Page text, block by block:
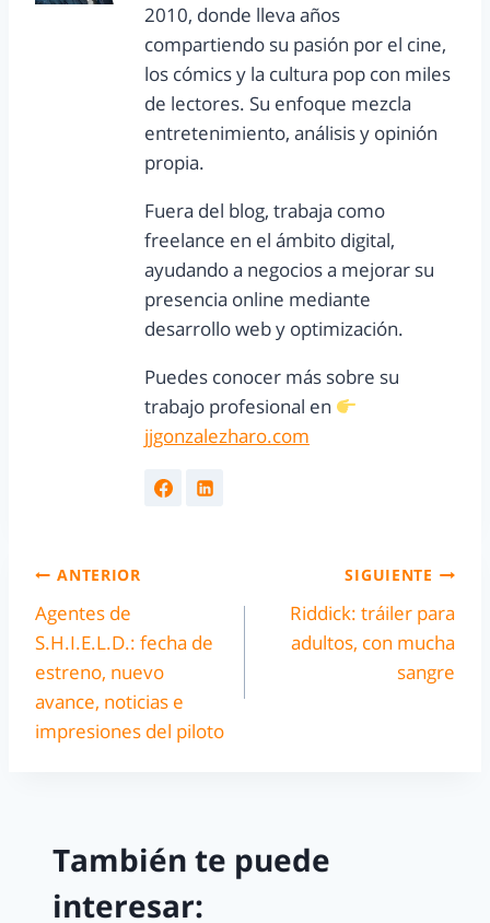
2010, donde lleva años
compartiendo su pasión por el cine,
los cómics y la cultura pop con miles
de lectores. Su enfoque mezcla
entretenimiento, análisis y opinión
propia.
Fuera del blog, trabaja como
freelance en el ámbito digital,
ayudando a negocios a mejorar su
presencia online mediante
desarrollo web y optimización.
Puedes conocer más sobre su
trabajo profesional en
jjgonzalezharo.com
ANTERIOR
Agentes de
S.H.I.E.L.D.: fecha de
estreno, nuevo
avance, noticias e
impresiones del piloto
SIGUIENTE
Riddick: tráiler para
adultos, con mucha
sangre
También te puede
interesar: